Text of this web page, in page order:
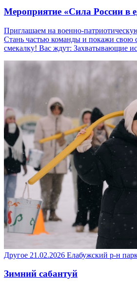
Мероприятие «Сила России в
Приглашаем на военно-
Стань частью команды и покажи свою
смекалку! Вас ждут: Захватывающие
Другое 21.02.2026 Елабужский р-н
Зимний сабантуй